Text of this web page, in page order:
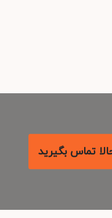
تماس بگیرید